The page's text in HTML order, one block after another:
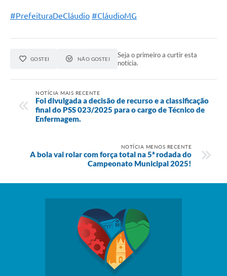
#PrefeituraDeCláudio #CláudioMG
GOSTEI NÃO GOSTEI
Seja o primeiro a curtir esta
notícia.
NOTÍCIA MAIS RECENTE
Foi divulgada a decisão de recurso e a classificação
final do PSS 023/2025 para o cargo de Técnico de
Enfermagem.
NOTÍCIA MENOS RECENTE
A bola vai rolar com força total na 5ª rodada do
Campeonato Municipal 2025!